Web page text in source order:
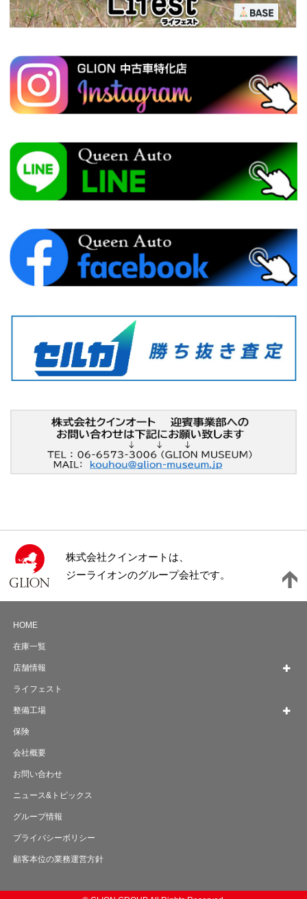
株式会社クインオートは、
ジーライオンのグループ会社です。
HOME
在庫一覧
店舗情報
ライフェスト
整備工場
保険
会社概要
お問い合わせ
ニュース&トピックス
グループ情報
プライバシーボリシー
顧客本位の業務運営方針